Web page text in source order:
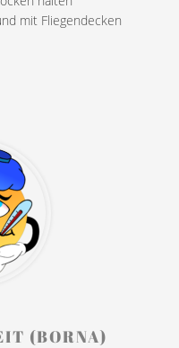
mit Fliegendecken
(BORNA)